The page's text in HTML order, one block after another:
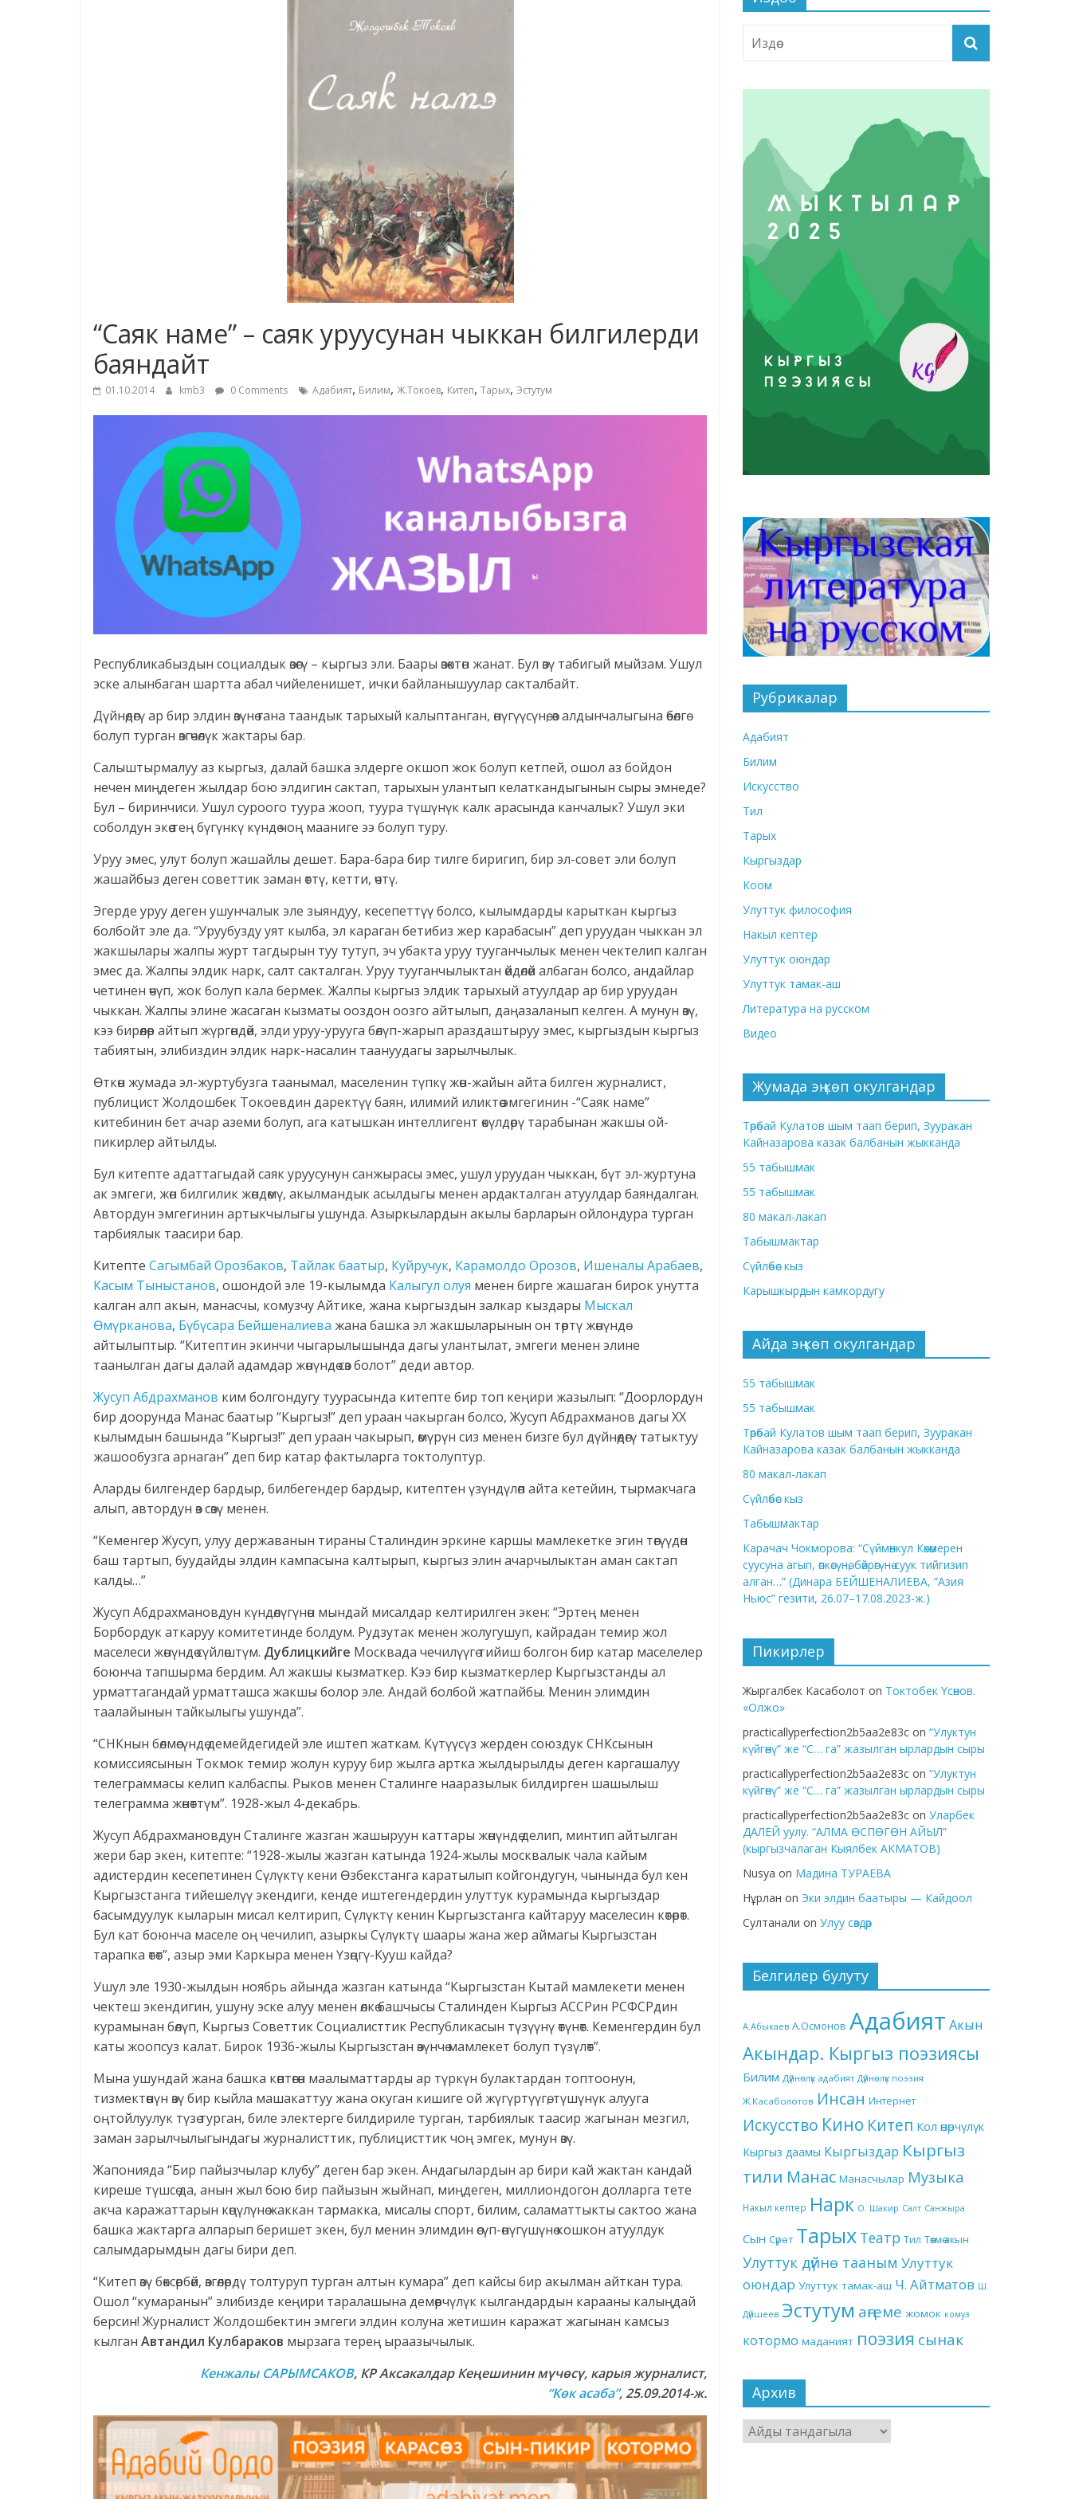
“Саяк наме” – саяк уруусунан чыккан билгилерди
баяндайт
01.10.2014 kmb3 0 Comments Адабият, Билим, Ж.Токоев, Китеп, Тарых, Эстутум
Республикабыздын социалдык өзөгү – кыргыз эли. Баары өзөктөн жанат. Бул өзү табигый мыйзам. Ушул
эске алынбаган шартта абал чийеленишет, ички байланышуулар сакталбайт.
Дүйнөдөгү ар бир элдин өзүнө гана таандык тарыхый калыптанган, өнүгүүсүнө, өз алдынчалыгына өбөлгө
болуп турган өзгөчөлүк жактары бар.
Салыштырмалуу аз кыргыз, далай башка элдерге окшоп жок болуп кетпей, ошол аз бойдон
нечен миңдеген жылдар бою элдигин сактап, тарыхын улантып келаткандыгынын сыры эмнеде?
Бул – биринчиси. Ушул суроого туура жооп, туура түшүнүк калк арасында канчалык? Ушул эки
соболдун экөө тең бүгүнкү күндө чоң мааниге ээ болуп туру.
Уруу эмес, улут болуп жашайлы дешет. Бара-бара бир тилге биригип, бир эл-совет эли болуп
жашайбыз деген советтик заман өттү, кетти, өчтү.
Эгерде уруу деген ушунчалык эле зыяндуу, кесепеттүү болсо, кылымдарды карыткан кыргыз
болбойт эле да. “Уруубузду уят кылба, эл караган бетибиз жер карабасын” деп уруудан чыккан эл
жакшылары жалпы журт тагдырын туу тутуп, эч убакта уруу тууганчылык менен чектелип калган
эмес да. Жалпы элдик нарк, салт сакталган. Уруу тууганчылыктан өйдөлөй албаган болсо, андайлар
четинен өчүп, жок болуп кала бермек. Жалпы кыргыз элдик тарыхый атуулдар ар бир уруудан
чыккан. Жалпы элине жасаган кызматы ооздон оозго айтылып, даңазаланып келген. А мунун өзү,
кээ бирөөлөр айтып жүргөндөй, элди уруу-урууга бөлүп-жарып араздаштыруу эмес, кыргыздын кыргыз
табиятын, элибиздин элдик нарк-насалин таануудагы зарылчылык.
Өткөн жумада эл-журтубузга таанымал, маселенин түпкү жөн-жайын айта билген журналист,
публицист Жолдошбек Токоевдин даректүү баян, илимий иликтөө эмгегинин -“Саяк наме”
китебинин бет ачар аземи болуп, ага катышкан интеллигент өкүлдөрү тарабынан жакшы ой-
пикирлер айтылды.
Бул китепте адаттагыдай саяк уруусунун санжырасы эмес, ушул уруудан чыккан, бүт эл-журтуна
ак эмгеги, жөн билгилик жөндөмү, акылмандык асылдыгы менен ардакталган атуулдар баяндалган.
Автордун эмгегинин артыкчылыгы ушунда. Азыркылардын акылы барларын ойлондура турган
тарбиялык таасири бар.
Китепте Сагымбай Орозбаков, Тайлак баатыр, Куйручук, Карамолдо Орозов, Ишеналы Арабаев,
Касым Тыныстанов, ошондой эле 19-кылымда Калыгул олуя менен бирге жашаган бирок унутта
калган алп акын, манасчы, комузчу Айтике, жана кыргыздын залкар кыздары Мыскал
Өмүрканова, Бүбүсара Бейшеналиева жана башка эл жакшыларынын он төртү жөнүндө
айтылыптыр. “Китептин экинчи чыгарылышында дагы улантылат, эмгеги менен элине
таанылган дагы далай адамдар жөнүндө сөз болот” деди автор.
Жусуп Абдрахманов ким болгондугу туурасында китепте бир топ кеңири жазылып: “Доорлордун
бир доорунда Манас баатыр “Кыргыз!” деп ураан чакырган болсо, Жусуп Абдрахманов дагы ХХ
кылымдын башында “Кыргыз!” деп ураан чакырып, өмүрүн сиз менен бизге бул дүйнөдөгү татыктуу
жашообузга арнаган” деп бир катар фактыларга токтолуптур.
Аларды билгендер бардыр, билбегендер бардыр, китептен үзүндүлөп айта кетейин, тырмакчага
алып, автордун өз сөзү менен.
“Кеменгер Жусуп, улуу державанын тираны Сталиндин эркине каршы мамлекетке эгин төгүүдөн
баш тартып, буудайды элдин кампасына калтырып, кыргыз элин ачарчылыктан аман сактап
калды…”
Жусуп Абдрахмановдун күндөлүгүнөн мындай мисалдар келтирилген экен: “Эртең менен
Борбордук аткаруу комитетинде болдум. Рудзутак менен жолугушуп, кайрадан темир жол
маселеси жөнүндө сүйлөштүм. Дублицкийге Москвада чечилүүгө тийиш болгон бир катар маселелер
боюнча тапшырма бердим. Ал жакшы кызматкер. Кээ бир кызматкерлер Кыргызстанды ал
урматтагандай урматташса жакшы болор эле. Андай болбой жатпайбы. Менин элимдин
таалайынын тайкылыгы ушунда”.
“СНКнын бөлмөсүндө демейдегидей эле иштеп жаткам. Күтүүсүз жерден союздук СНКсынын
комиссиясынын Токмок темир жолун куруу бир жылга артка жылдырылды деген каргашалуу
телеграммасы келип калбаспы. Рыков менен Сталинге нааразылык билдирген шашылыш
телеграмма жөнөттүм”. 1928-жыл 4-декабрь.
Жусуп Абдрахмановдун Сталинге жазган жашыруун каттары жөнүндө делип, минтип айтылган
жери бар экен, китепте: “1928-жылы жазган катында 1924-жылы москвалык чала кайым
адистердин кесепетинен Сүлүктү кени Өзбекстанга каратылып койгондугун, чынында бул кен
Кыргызстанга тийешелүү экендиги, кенде иштегендердин улуттук курамында кыргыздар
басымдуулук кыларын мисал келтирип, Сүлүктү кенин Кыргызстанга кайтаруу маселесин көтөрөт.
Бул кат боюнча маселе оң чечилип, азыркы Сүлүктү шаары жана жер аймагы Кыргызстан
тарапка өтөт”, азыр эми Каркыра менен Үзөңгү-Кууш кайда?
Ушул эле 1930-жылдын ноябрь айында жазган катында “Кыргызстан Кытай мамлекети менен
чектеш экендигин, ушуну эске алуу менен өлкө башчысы Сталинден Кыргыз АССРин РСФСРдин
курамынан бөлүп, Кыргыз Советтик Социалисттик Республикасын түзүүнү өтүнөт. Кеменгердин бул
каты жоопсуз калат. Бирок 1936-жылы Кыргызстан өзүнчө мамлекет болуп түзүлөт”.
Мына ушундай жана башка көптөгөн маалыматтарды ар түркүн булактардан топтоонун,
тизмектөөнүн өзү бир кыйла машакаттуу жана окуган кишиге ой жүгүртүүгө, түшүнүк алууга
оңтойлуулук түзө турган, биле электерге билдириле турган, тарбиялык таасир жагынан мезгил,
заман зарылчылыгындагы журналисттик, публицисттик чоң эмгек, мунун өзү.
Жапонияда “Бир пайызчылар клубу” деген бар экен. Андагылардын ар бири кай жактан кандай
киреше түшсө да, анын жыл бою бир пайызын жыйнап, миңдеген, миллиондогон долларга тете
акча каражаттарын көңүлүнө жаккан тармакка, мисалы спорт, билим, саламаттыкты сактоо жана
башка жактарга алпарып беришет экен, бул менин элимдин өсүп-өнүгүшүнө кошкон атуулдук
салымдарымдын дагы бири деп.
“Китеп өзү бөксөрбөй, өзгөлөрдү толтуруп турган алтын кумара” деп кайсы бир акылман айткан тура.
Ошол “кумаранын” элибизде кеңири таралашына демөөрчүлүк кылгандардын карааны калыңдай
берсин! Журналист Жолдошбектин эмгеги элдин колуна жетишин каражат жагынан камсыз
кылган Автандил Кулбараков мырзага терең ыраазычылык.
Кенжалы САРЫМСАКОВ, КРАксакалдар Кеңешинин мүчөсү, карыя журналист,
“Көк асаба”, 25.09.2014-ж.
Рубрикалар
Адабият
Билим
Искусство
Тил
Тарых
Кыргыздар
Коом
Улуттук философия
Накыл кептер
Улуттук оюндар
Улуттук тамак-аш
Литература на русском
Видео
Жумада эң көп окулгандар
Төрөбай Кулатов шым таап берип, Зууракан
Кайназарова казак балбанын жыкканда
55 табышмак
55 табышмак
80 макал-лакап
Табышмактар
Сүйлөбөс кыз
Карышкырдын камкордугу
Айда эң көп окулгандар
55 табышмак
55 табышмак
Төрөбай Кулатов шым таап берип, Зууракан
Кайназарова казак балбанын жыкканда
80 макал-лакап
Сүйлөбөс кыз
Табышмактар
Карачач Чокморова: “Сүймөнкул Көкөмерен
суусуна агып, өпкөсүнө, бөйрөгүнө суук тийгизип
алган…” (Динара БЕЙШЕНАЛИЕВА, “Азия
Ньюс” гезити, 26.07–17.08.2023-ж.)
Пикирлер
Жыргалбек Касаболот on Токтобек Үсөнов.
«Олжо»
practicallyperfection2b5aa2e83c on “Улуктун
күйгөнү” же “С… га” жазылган ырлардын сыры
practicallyperfection2b5aa2e83c on “Улуктун
күйгөнү” же “С… га” жазылган ырлардын сыры
practicallyperfection2b5aa2e83c on Уларбек
ДАЛЕЙ уулу. “АЛМА ӨСПӨГӨН АЙЫЛ”
(кыргызчалаган Кыялбек АКМАТОВ)
Nusya on Мадина ТУРАЕВА
Нұрлан on Эки элдин баатыры — Кайдоол
Султанали on Улуу сөздөр
Белгилер булуту
А.Абыкаев А.Осмонов Адабият Акын
Акындар. Кыргыз поэзиясы
Билим Дүйнөлүк адабият Дүйнөлүк поэзия
Ж.Касаболотов Инсан Интернет
Искусство Кино Китеп Кол өнөрчүлүк
Кыргыз даамы Кыргыздар Кыргыз
тили Манас Манасчылар Музыка
Накыл кептер Нарк О. Шакир Салт Санжыра
Сын Сүрөт Тарых Театр Тил Төкмө акын
Улуттук дүйнө тааным Улуттук
оюндар Улуттук тамак-аш Ч. Айтматов Ш.
Дүйшеев Эстутум аңгеме жомок комуз
котормо маданият поэзия сынак
Архив
Архив